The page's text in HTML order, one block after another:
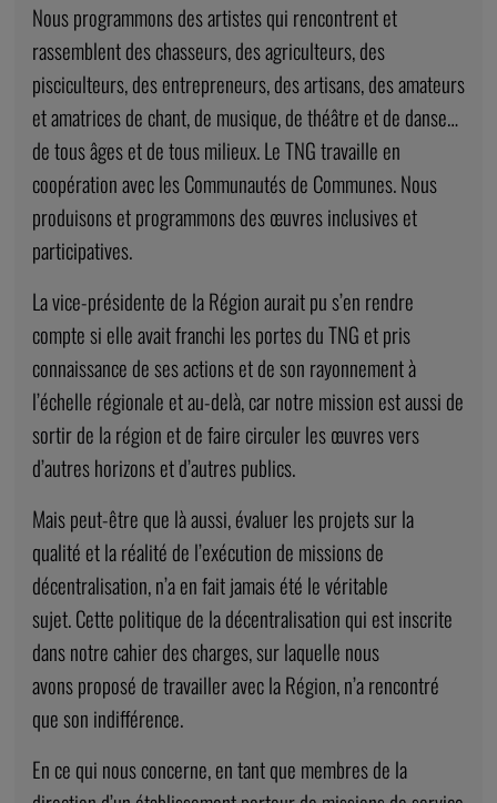
Nous programmons des artistes qui rencontrent et
rassemblent des chasseurs, des agriculteurs, des
pisciculteurs, des entrepreneurs, des artisans, des amateurs
et amatrices de chant, de musique, de théâtre et de danse…
de tous âges et de tous milieux. Le TNG travaille en
coopération avec les Communautés de Communes. Nous
produisons et programmons des œuvres inclusives et
participatives.
La vice-présidente de la Région aurait pu s’en rendre
compte si elle avait franchi les portes du TNG et pris
connaissance de ses actions et de son rayonnement à
l’échelle régionale et au-delà, car notre mission est aussi de
sortir de la région et de faire circuler les œuvres vers
d’autres horizons et d’autres publics.
Mais peut-être que là aussi, évaluer les projets sur la
qualité et la réalité de l’exécution de missions de
décentralisation, n’a en fait jamais été le véritable
sujet. Cette politique de la décentralisation qui est inscrite
dans notre cahier des charges, sur laquelle nous
avons proposé de travailler avec la Région, n’a rencontré
que son indifférence.
En ce qui nous concerne, en tant que membres de la